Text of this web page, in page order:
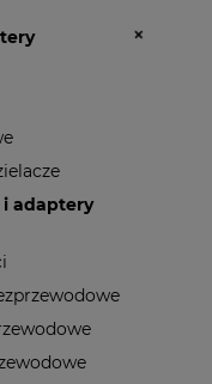
i adaptery